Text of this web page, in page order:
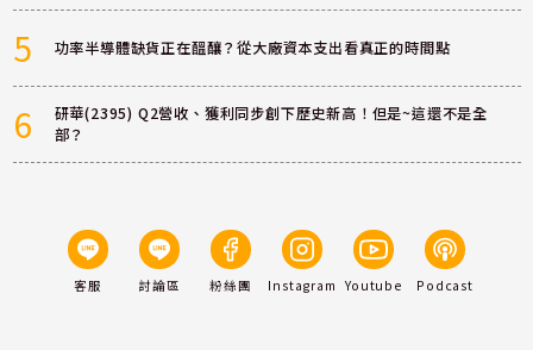
5 功率半導體缺貨正在醞釀？從大廠資本支出看真正的時間點
6
研華(2395) Q2營收、獲利同步創下歷史新高！但是~這還不是全
部？
客服 討論區 粉絲團 Instagram Youtube Podcast